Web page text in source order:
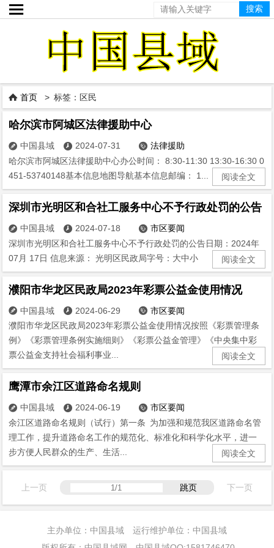

 首页 > 标签：区民
哈尔滨市阿城区法律援助中心
 中国县域  2024-07-31  法律援助
哈尔滨市阿城区法律援助中心办公时间： 8:30-11:30 13:30-16:30 0
451-53740148基本信息地图导航基本信息邮编： 1...
阅读全文
深圳市光明区和合社工服务中心不予行政处罚的公告
 中国县域  2024-07-18  市区要闻
深圳市光明区和合社工服务中心不予行政处罚的公告日期：2024年
07月 17日 信息来源： 光明区民政局字号：大中小 经...阅读全文
濮阳市华龙区民政局2023年彩票公益金使用情况
 中国县域  2024-06-29  市区要闻
濮阳市华龙区民政局2023年彩票公益金使用情况按照《彩票管理条
例》《彩票管理条例实施细则》《彩票公益金管理》《中央集中彩
票公益金支持社会福利事业...
阅读全文
鹰潭市余江区道路命名规则
 中国县域  2024-06-19  市区要闻
余江区道路命名规则（试行）第一条 为加强和规范我区道路命名管
理工作，提升道路命名工作的规范化、标准化和科学化水平，进一
步方便人民群众的生产、生活...
阅读全文
上一页 跳页 下一页
主办单位：中国县域 运行维护单位：中国县域